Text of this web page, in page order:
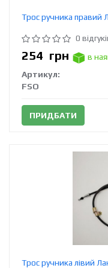
Трос ручника правий
0
254 грн
в
Артикул:
FSO
ПРИДБАТИ
Трос ручника лівий